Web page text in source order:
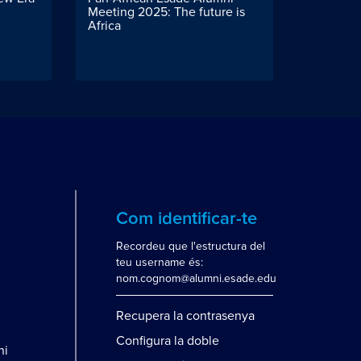
Meeting 2025: The future is
Africa
Com identificar-te
Recordeu que l'estructura del
teu username és:
nom.cognom@alumni.esade.edu
Recupera la contrasenya
Configura la doble